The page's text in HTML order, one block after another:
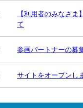
【利用者のみなさ
て
参画パートナーの募
サイトをオープンし